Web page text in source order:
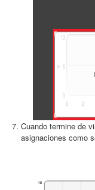
Cuando termine de
asignaciones como